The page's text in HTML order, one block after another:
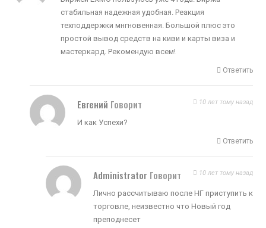
стабильная надежная удобная. Реакция
техподдержки мнгновенная. Большой плюс это
простой вывод средств на киви и карты виза и
мастеркард. Рекомендую всем!
Ответить
Евгений Говорит 10 лет тому назад
И как Успехи?
Ответить
Administrator Говорит 10 лет тому назад
Лично рассчитываю после НГ приступить к
торговле, неизвестно что Новый год
преподнесет